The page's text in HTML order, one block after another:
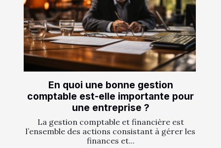
En quoi une bonne gestion
comptable est-elle importante pour
une entreprise ?
La gestion comptable et financière est
l’ensemble des actions consistant à gérer les
finances et...